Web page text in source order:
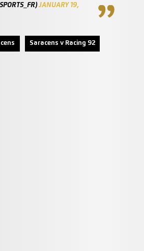
JANUARY 19,
Saracens v Racing 92